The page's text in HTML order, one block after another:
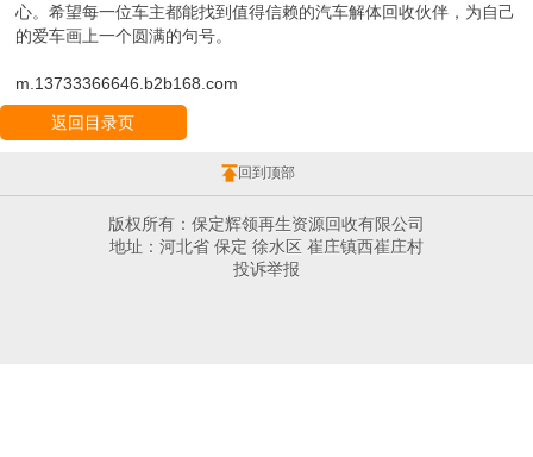
心。希望每一位车主都能找到值得信赖的汽车解体回收伙伴，为自己
的爱车画上一个圆满的句号。
m.13733366646.b2b168.com
返回目录页
回到顶部
版权所有：保定辉领再生资源回收有限公司
地址：河北省 保定 徐水区 崔庄镇西崔庄村
投诉举报